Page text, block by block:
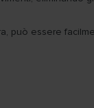
può essere